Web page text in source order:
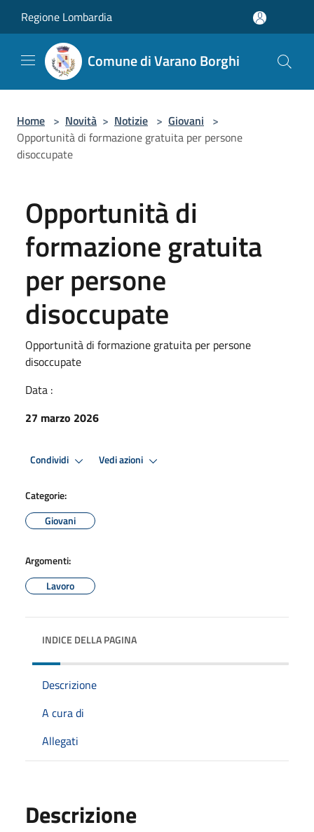
Regione Lombardia
Comune di Varano Borghi
Home > Novità > Notizie > Giovani >
Opportunità di formazione gratuita per persone
disoccupate
Opportunità di
formazione gratuita
per persone
disoccupate
Opportunità di formazione gratuita per persone
disoccupate
Data :
27 marzo 2026
Condividi Vedi azioni
Categorie:
Giovani
Argomenti:
Lavoro
INDICE DELLA PAGINA
Descrizione
A cura di
Allegati
Descrizione